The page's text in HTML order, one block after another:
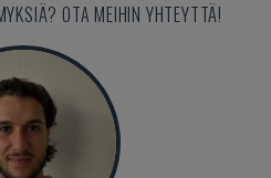
OTA MEIHIN YHTEYTTÄ!